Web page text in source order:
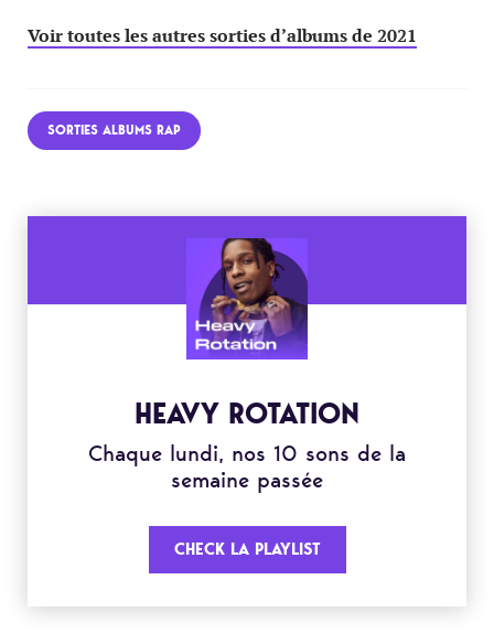
Voir toutes les autres sorties d’albums de 2021
SORTIES ALBUMS RAP
HEAVY ROTATION
Chaque lundi, nos 10 sons de la
semaine passée
CHECK LA PLAYLIST